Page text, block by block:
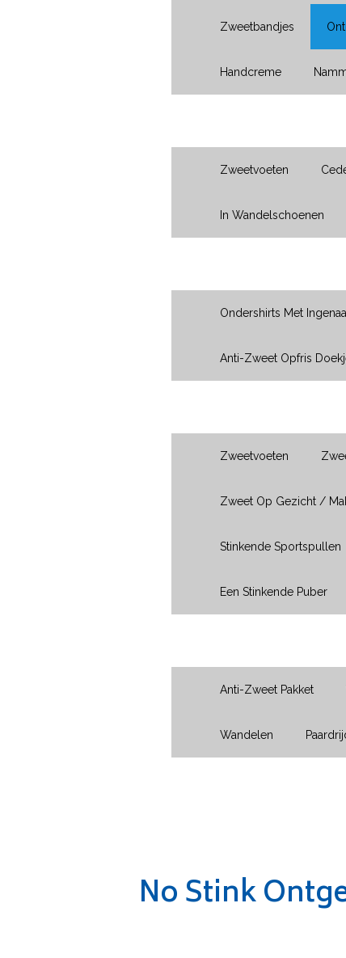
Zweetbandjes
Handcreme
Zweetvoeten
In Wandelschoenen
Ondershirts Met
Anti-Zweet Opfris
Zweetvoeten
Zweet Op Gezicht /
Stinkende Sportspullen
Een Stinkende Puber
Anti-Zweet Pakket
Wandelen
No Stink